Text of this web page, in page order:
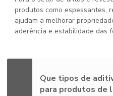
produtos como espessantes,
ajudam a melhorar
aderência e estabilidade das
Que tipos de
para produtos de